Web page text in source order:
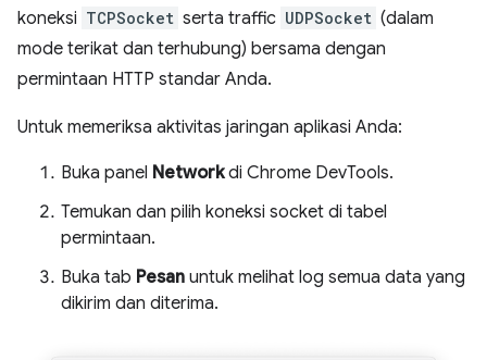
koneksi TCPSocket serta traffic UDPSocket (dalam
mode terikat dan terhubung) bersama dengan
permintaan HTTP standar Anda.
Untuk memeriksa aktivitas jaringan aplikasi Anda:
Buka panel Networkdi Chrome DevTools.
Temukan dan pilih koneksi socket di tabel
permintaan.
Buka tab Pesan untuk melihat log semua data yang
dikirim dan diterima.